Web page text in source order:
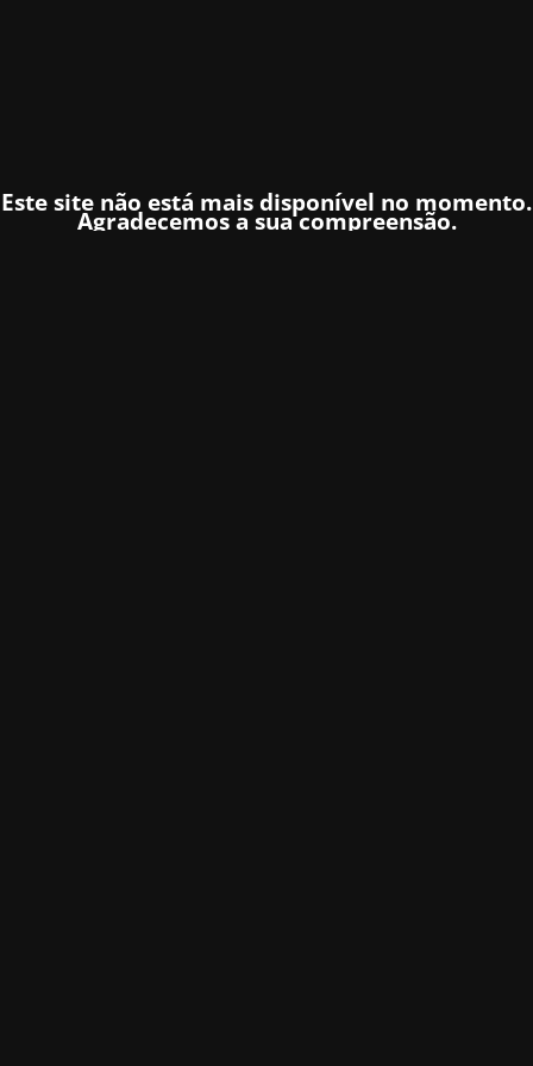
Este site não está mais disponível no momento.
Agradecemos a sua compreensão.